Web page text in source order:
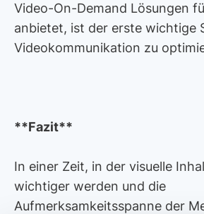
Video-On-Demand Lösungen
anbietet, ist der erste wichtige
Videokommunikation zu
**Fazit**
In einer Zeit, in der visuelle
wichtiger werden und die
Aufmerksamkeitsspanne der